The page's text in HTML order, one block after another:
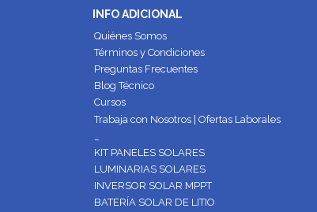
INFO ADICIONAL
Quiénes Somos
Términos y Condiciones
Preguntas Frecuentes
Blog Técnico
Cursos
Trabaja con Nosotros | Ofertas Laborales
KIT PANELES SOLARES
LUMINARIAS SOLARES
INVERSOR SOLAR MPPT
BATERÍA SOLAR DE LITIO